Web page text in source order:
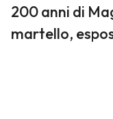
200 anni di
martello,